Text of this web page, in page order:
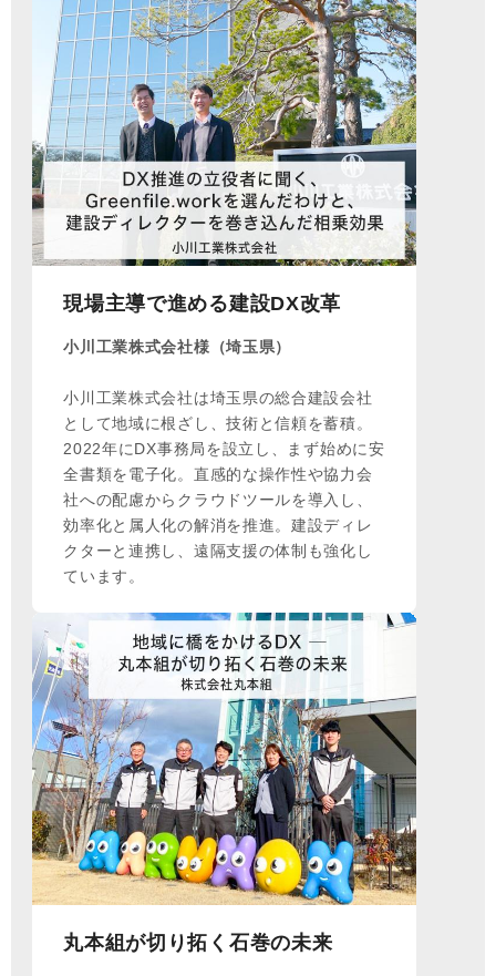
現場主導で進める建設DX改革
小川工業株式会社様（埼玉県）
小川工業株式会社は埼玉県の総合建設会社
として地域に根ざし、技術と信頼を蓄積。
2022年にDX事務局を設立し、まず始めに安
全書類を電子化。直感的な操作性や協力会
社への配慮からクラウドツールを導入し、
効率化と属人化の解消を推進。建設ディレ
クターと連携し、遠隔支援の体制も強化し
ています。
丸本組が切り拓く石巻の未来